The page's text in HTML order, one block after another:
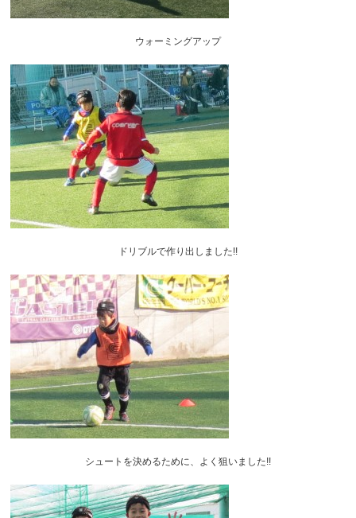
ウォーミングアップ
ドリブルで作り出しました!!
シュートを決めるために、よく狙いました!!